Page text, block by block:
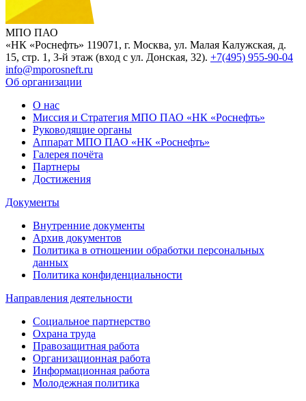
МПО ПАО
«НК «Роснефть» 119071, г. Москва, ул. Малая Калужская, д.
15, стр. 1, 3-й этаж (вход с ул. Донская, 32). +7(495) 955-90-04
info@mporosneft.ru
Об организации
О нас
Миссия и Стратегия МПО ПАО «НК «Роснефть»
Руководящие органы
Аппарат МПО ПАО «НК «Роснефть»
Галерея почёта
Партнеры
Достижения
Документы
Внутренние документы
Архив документов
Политика в отношении обработки персональных
данных
Политика конфиденциальности
Направления деятельности
Социальное партнерство
Охрана труда
Правозащитная работа
Организационная работа
Информационная работа
Молодежная политика